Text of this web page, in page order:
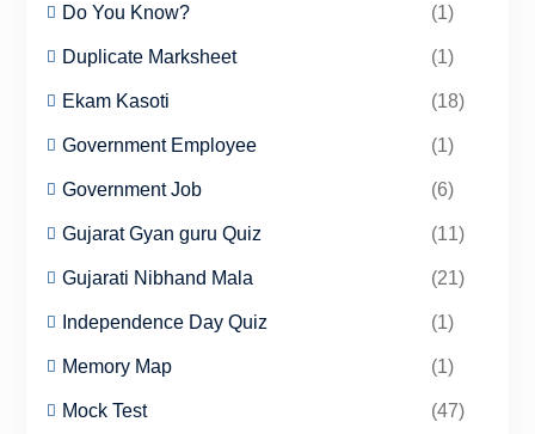
Do You Know? (1)
Duplicate Marksheet (1)
Ekam Kasoti (18)
Government Employee (1)
Government Job (6)
Gujarat Gyan guru Quiz (11)
Gujarati Nibhand Mala (21)
Independence Day Quiz (1)
Memory Map (1)
Mock Test (47)